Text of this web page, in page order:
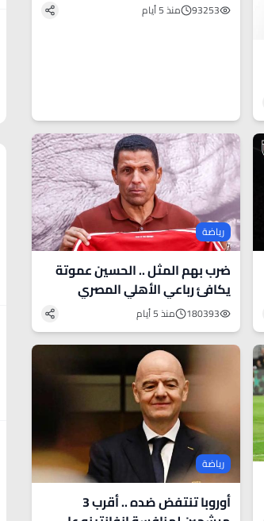
93253 منذ 5 أيام
رياضة
ضرب بهم المثل .. الحسين عموتة
يكافئ رباعي الأهلي المصري
180393 منذ 5 أيام
رياضة
أوروبا تنتفض ضده .. أقرب 3